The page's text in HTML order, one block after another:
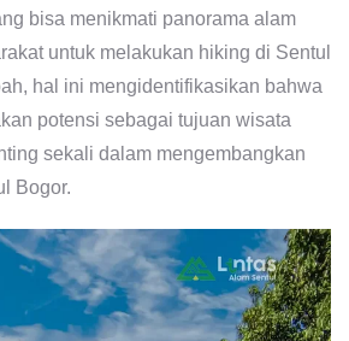
bisa menikmati panorama alam
untuk melakukan hiking di Sentul
hal ini mengidentifikasikan bahwa
potensi sebagai tujuan wisata
sekali dalam mengembangkan
Bogor.